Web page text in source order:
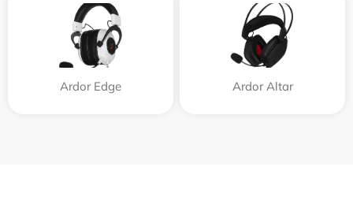
Ardor Edge Ardor Аltar